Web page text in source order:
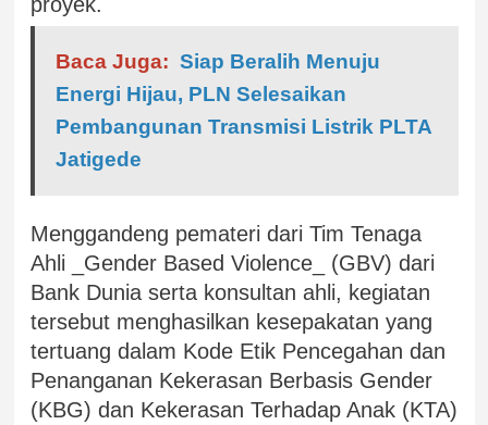
Baca Juga: Siap Beralih Menuju
Energi Hijau, PLN Selesaikan
Pembangunan Transmisi Listrik PLTA
Jatigede
Menggandeng pemateri dari Tim Tenaga
Ahli _Gender Based Violence_ (GBV) dari
Bank Dunia serta konsultan ahli, kegiatan
tersebut menghasilkan kesepakatan yang
tertuang dalam Kode Etik Pencegahan dan
Penanganan Kekerasan Berbasis Gender
(KBG) dan Kekerasan Terhadap Anak (KTA)